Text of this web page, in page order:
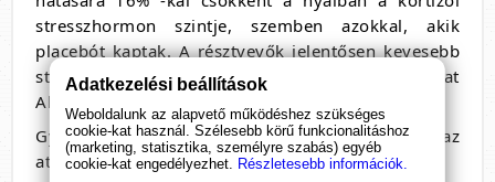
stresszhormon szintje, szemben azokkal, akik
placebót kaptak. A résztvevők jelentősen kevesebb
stresszről és feszültségről számoltak be a Tongkat
Ali gyógynövény bevétele után.
Gyakran állítják, hogy a Tongkat Ali növeli az
atlétikai teljesítményt és növeli az izomtömeget.
Adatkezelési beállítások
Weboldalunk az alapvető működéshez szükséges
cookie-kat használ. Szélesebb körű funkcionalitáshoz
(marketing, statisztika, személyre szabás) egyéb
cookie-kat engedélyezhet. Részletesebb információk.